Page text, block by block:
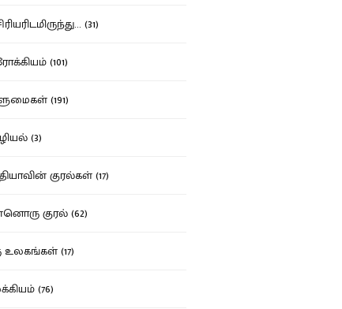
(31)
(101)
(191)
(3)
குரல்கள் (17)
குரல் (62)
உலகங்கள் (17)
(76)